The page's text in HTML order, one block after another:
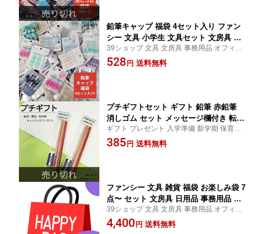
鉛筆キャップ 福袋 4セット入り ファン
シー 文具 小学生 文具セット 文房具 ア
ソートセット ノベルティ 粗品 イベント
子供会 プチギフト 鉛筆キャップセット
39ショップ 文具 文房具 事務用品 オフィス
ステーショナリー 日用品 日用雑貨 ファン
シー 女の子 男の子 景品 イベント
528円 送料無料
プチギフトセット ギフト 鉛筆 赤鉛筆
消しゴム セット メッセージ欄付き 転校
引っ越し 小学生 ノベルティ 粗品 イベ
ント 子供会 プチギフト 文房具 キッズ
ギフト プレゼント 入学準備 新学期 保育園
幼稚園 小学生 卒業 お祝い 新学期 入学祝い
準備 記念品 販促品 企業
385円 送料無料
ファンシー 文具 雑貨 福袋 お楽しみ袋 7
点〜 セット 文房具 日用品 事務用品 ま
とめ買い ラッピング不可
39ショップ 文具 文房具 事務用品 オフィス
ステーショナリー 日用品 日用雑貨 ファン
シー 女の子 男の子 景品 イベント
4,400円 送料無料